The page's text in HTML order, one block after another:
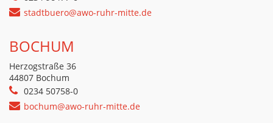
stadtbuero@awo-ruhr-mitte.de
BOCHUM
Herzogstraße 36
44807 Bochum
0234 50758-0
bochum@awo-ruhr-mitte.de